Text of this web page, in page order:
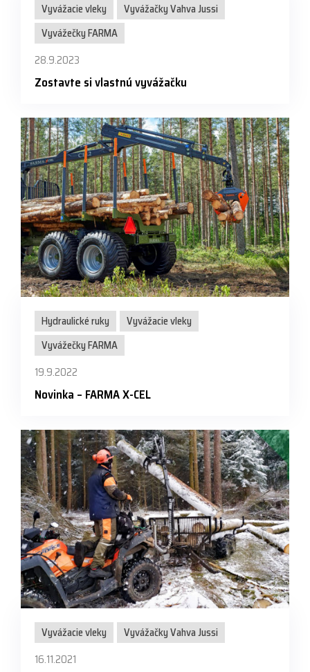
Vyvážacie vleky
Vyvážačky Vahva Jussi
Vyvážečky FARMA
28.9.2023
Zostavte si vlastnú vyvážačku
Hydraulické ruky
Vyvážacie vleky
Vyvážečky FARMA
19.9.2022
Novinka – FARMA X-CEL
Vyvážacie vleky
Vyvážačky Vahva Jussi
16.11.2021